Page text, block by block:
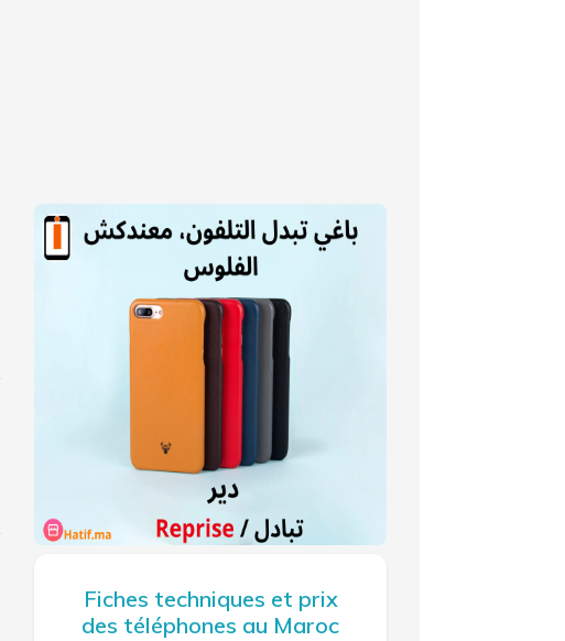
Fiches techniques et prix
des téléphones au Maroc